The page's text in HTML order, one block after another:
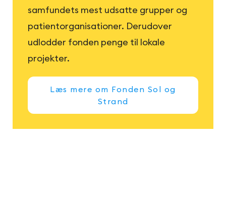
samfundets mest udsatte grupper og
patientorganisationer. Derudover
udlodder fonden penge til lokale
projekter.
Læs mere om Fonden Sol og
Strand